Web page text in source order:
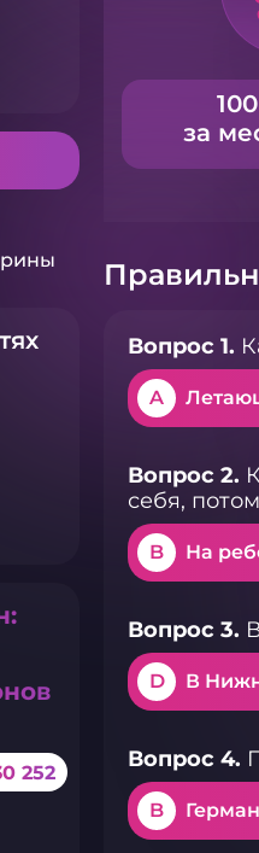
252
за
Вопрос 1.
A
Вопрос 2.
себя,
B На
Вопрос 3.
D В
Вопрос 4.
B